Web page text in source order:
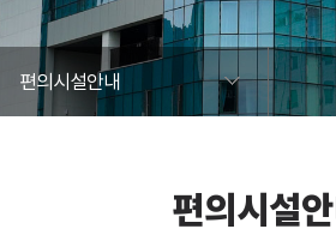
편의시설안내
편의시설